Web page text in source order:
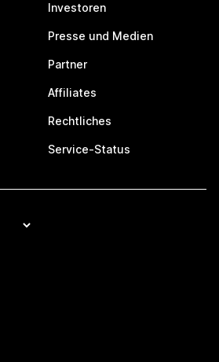
Investoren
Presse und Medien
Partner
Affiliates
Rechtliches
Service-Status